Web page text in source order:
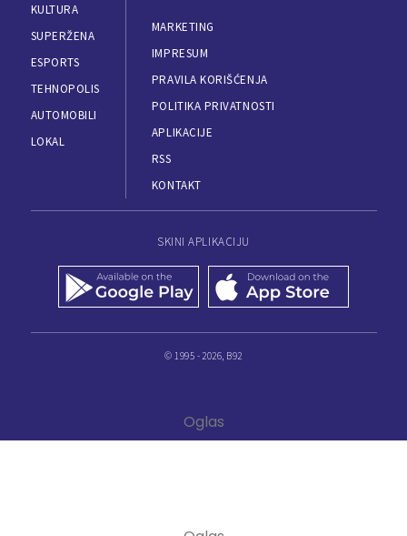
KULTURA
SUPERŽENA
ESPORTS
TEHNOPOLIS
AUTOMOBILI
LOKAL
MARKETING
IMPRESUM
PRAVILA KORIŠĆENJA
POLITIKA PRIVATNOSTI
APLIKACIJE
RSS
KONTAKT
SKINI APLIKACIJU
© 1995 - 2026, B92